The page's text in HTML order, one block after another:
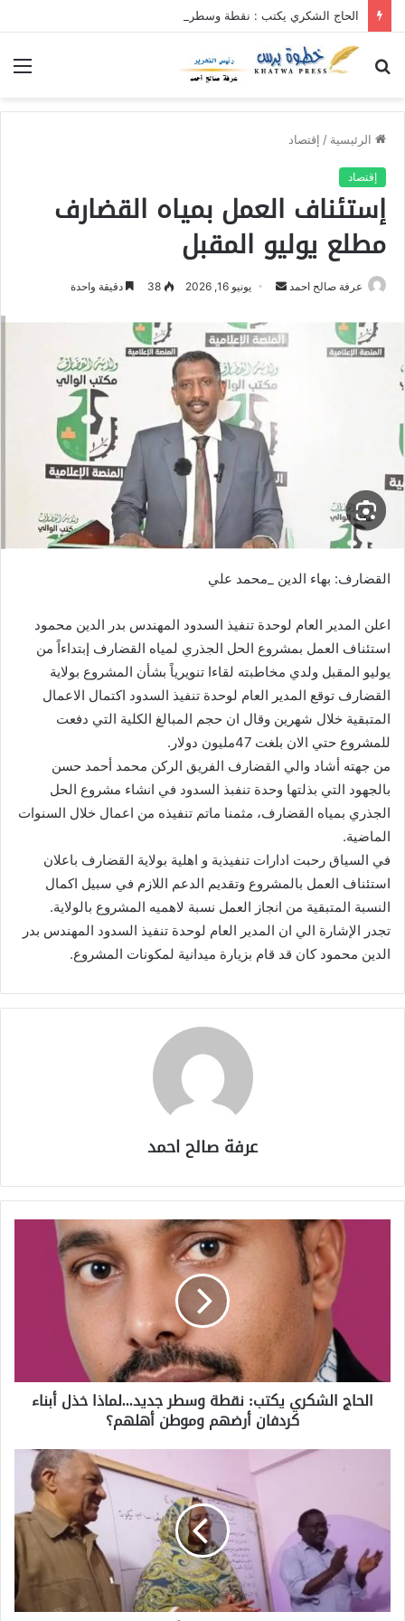
الرئيسية / إقتصاد
إقتصاد
إستئناف العمل بمياه القضارف
مطلع يوليو المقبل
عرفة صالح احمد
س
ل
ب
د
إ
ك
ت
ي
ا
يونيو 16, 2026 38 دقيقة واحدة
القضارف: بهاء الدين _محمد علي
اعلن المدير العام لوحدة تنفيذ السدود المهندس بدر الدين محمود
استئناف العمل بمشروع الحل الجذري لمياه القضارف إبتداءاً من
يوليو المقبل ولدي مخاطبته لقاءا تنويرياً بشأن المشروع بولاية
القضارف توقع المدير العام لوحدة تنفيذ السدود اكتمال الاعمال
المتبقية خلال شهرين وقال ان حجم المبالغ الكلية التي دفعت
للمشروع حتي الان بلغت 47مليون دولار.
من جهته أشاد والي القضارف الفريق الركن محمد أحمد حسن
بالجهود التي بذلتها وحدة تنفبذ السدود في انشاء مشروع الحل
الجذري بمياه القضارف، مثمنا ماتم تنفيذه من اعمال خلال السنوات
الماضية.
في السياق رحبت ادارات تنفيذية و اهلية بولاية القضارف باعلان
استئناف العمل بالمشروع وتقديم الدعم اللازم في سبيل اكمال
النسبة المتبقية من انجاز العمل نسبة لاهميه المشروع بالولاية.
تجدر الإشارة الي ان المدير العام لوحدة تنفيذ السدود المهندس بدر
الدين محمود كان قد قام بزيارة ميدانية لمكونات المشروع.
عرفة صالح احمد
الحاج الشكري يكتب: نقطة وسطر جديد...لماذا خذل أبناء
كردفان أرضهم وموطن أهلهم؟